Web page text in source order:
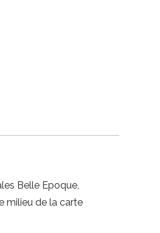
Belle Epoque,
milieu de la carte